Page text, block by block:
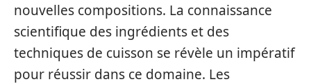
nouvelles compositions. La connaissance
scientifique des ingrédients et des
techniques de cuisson se révèle un impératif
pour réussir dans ce domaine. Les